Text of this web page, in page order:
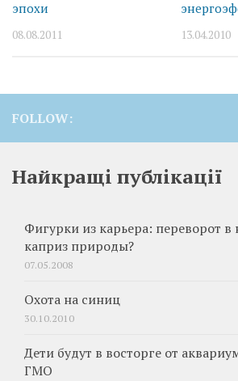
эпохи
08.08.2011 13.04.2010
FOLLOW:
Найкращі публікації
Фигурки из карьера: переворот в
каприз природы?
07.05.2008
Охота на синиц
30.10.2010
Дети будут в восторге от
ГМО